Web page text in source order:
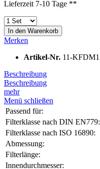
Lieferzeit 7-10 Tage **
In den Warenkorb
Merken
Artikel-Nr. 11-
Beschreibung
Beschreibung
mehr
Menü schließen
Passend für:
Filterklasse nach DIN EN779:
Filterklasse nach ISO 16890:
Abmessung:
Filterlänge:
Innendurchmesser: